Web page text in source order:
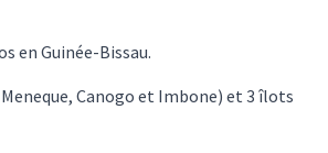
en Guinée-Bissau.
Canogo et Imbone) et 3 îlots